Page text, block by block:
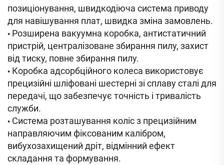
позиціонування, швидкодіюча система приводу
для навішування плат, швидка зміна замовлень.
• Розширена вакуумна коробка, антистатичний
пристрій, централізоване збирання пилу, захист
від тиску, повне збирання пилу.
• Коробка адсорбційного колеса використовує
прецизійні шліфовані шестерні зі сплаву сталі для
передачі, що забезпечує точність і тривалість
служби.
• Система розташування коліс з прецизійним
направляючим фіксованим калібром,
вибухозахищений дріт, відмінний ефект
складання та формування.